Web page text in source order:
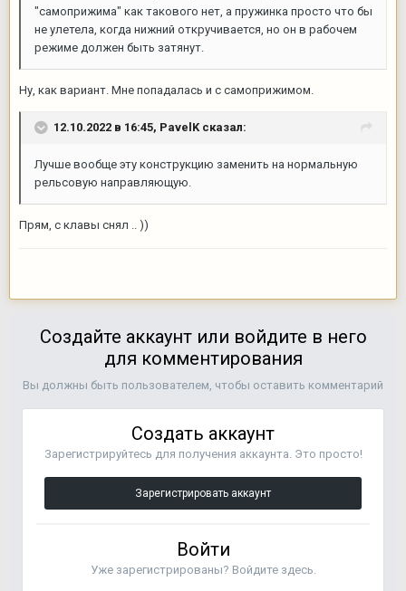
"самоприжима" как такового нет, а пружинка просто что бы
не улетела, когда нижний откручивается, но он в рабочем
режиме должен быть затянут.
Ну, как вариант. Мне попадалась и с самоприжимом.
12.10.2022 в 16:45, PavelKсказал:
Лучше вообще эту конструкцию заменить на нормальную
рельсовую направляющую.
Прям, с клавы снял .. ))
Создайте аккаунт или войдите в него
для комментирования
Вы должны быть пользователем, чтобы оставить комментарий
Создать аккаунт
Зарегистрируйтесь для получения аккаунта. Это просто!
Зарегистрировать аккаунт
Войти
Уже зарегистрированы? Войдите здесь.